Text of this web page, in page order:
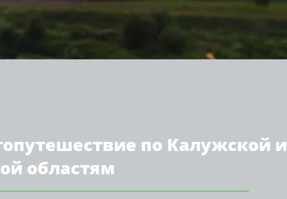
по Калужской и
областям